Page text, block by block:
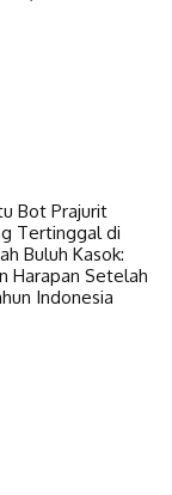
Bot Prajurit
Tertinggal di
Buluh Kasok:
Harapan Setelah
Indonesia